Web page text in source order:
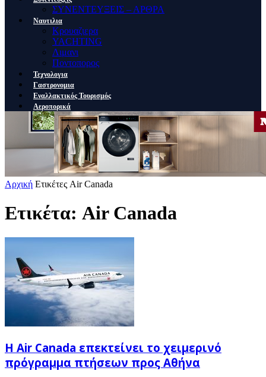
ΣΥΝΕΝΤΕΥΞΕΙΣ – ΑΡΘΡΑ
Ναυτιλια
Κρουαζιερα
YACHTING
Λιμανι
Ποντοπορος
Τεχνολογια
Γαστρονομια
Εναλλακτικός Τουρισμός
Αεροπορικά
Αρχική Ετικέτες Air Canada
Ετικέτα: Air Canada
H Air Canada επεκτείνει το χειμερινό
πρόγραμμα πτήσεων προς Αθήνα